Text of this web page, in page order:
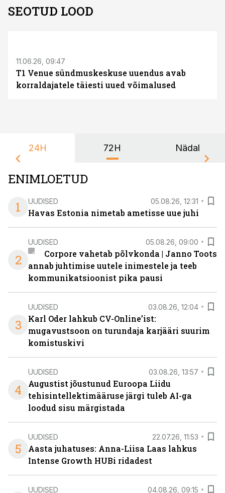
SEOTUD LOOD
11.06.26, 09:47
T1 Venue sündmuskeskuse uuendus avab
korraldajatele täiesti uued võimalused
24H 72H Nädal
ENIMLOETUD
1
UUDISED 05.08.26, 12:31
Havas Estonia nimetab ametisse uue juhi
2
UUDISED 05.08.26, 09:00
Corpore vahetab põlvkonda | Janno Toots
annab juhtimise uutele inimestele ja teeb
kommunikatsioonist pika pausi
3
UUDISED 03.08.26, 12:04
Karl Oder lahkub CV-Online’ist:
mugavustsoon on turundaja karjääri suurim
komistuskivi
4
UUDISED 03.08.26, 13:57
Augustist jõustunud Euroopa Liidu
tehisintellektimääruse järgi tuleb AI-ga
loodud sisu märgistada
5
UUDISED 22.07.26, 11:53
Aasta juhatuses: Anna-Liisa Laas lahkus
Intense Growth HUBi ridadest
UUDISED 04.08.26, 09:15